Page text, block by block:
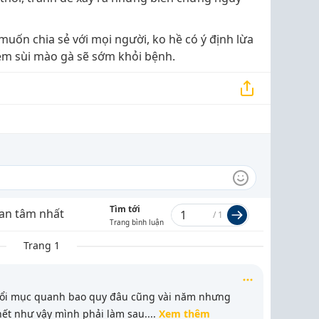
chia sẻ với mọi người, ko hề có ý định lừa
sùi mào gà sẽ sớm khỏi bệnh.
tâm nhất Tìm tới
Trang bình luận
/ 1
Trang 1
mục quanh bao quy đâu cũng vài năm nhưng
như vậy mình phải làm sau.... Xem thêm